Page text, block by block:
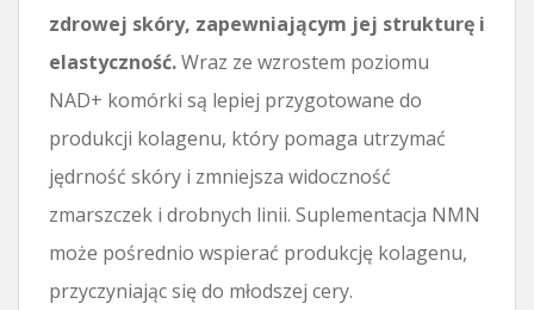
zdrowej skóry, zapewniającym jej strukturę i
elastyczność.Wraz ze wzrostem poziomu
NAD+ komórki są lepiej przygotowane do
produkcji kolagenu, który pomaga utrzymać
jędrność skóry i zmniejsza widoczność
zmarszczek i drobnych linii. Suplementacja NMN
może pośrednio wspierać produkcję kolagenu,
przyczyniając się do młodszej cery.